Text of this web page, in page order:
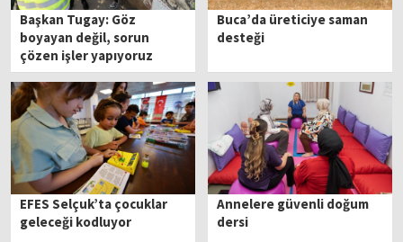
Başkan Tugay: Göz
boyayan değil, sorun
çözen işler yapıyoruz
Buca’da üreticiye saman
desteği
EFES Selçuk’ta çocuklar
geleceği kodluyor
Annelere güvenli doğum
dersi